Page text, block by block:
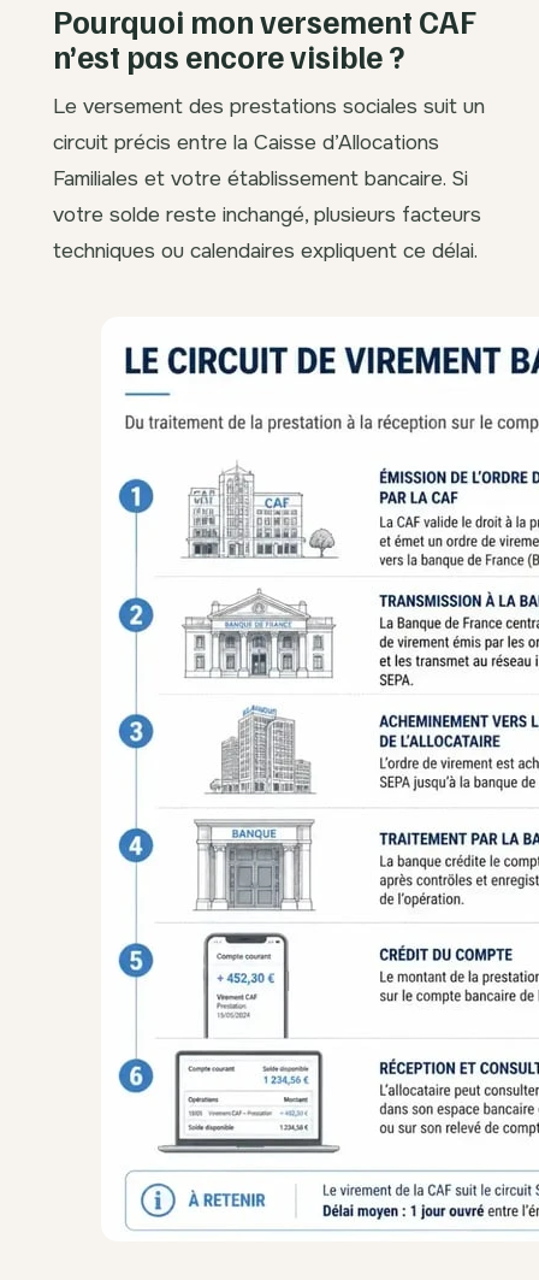
Pourquoi mon versement CAF
n’est pas encore visible ?
Le versement des prestations sociales suit un
circuit précis entre la Caisse d’Allocations
Familiales et votre établissement bancaire. Si
votre solde reste inchangé, plusieurs facteurs
techniques ou calendaires expliquent ce délai.